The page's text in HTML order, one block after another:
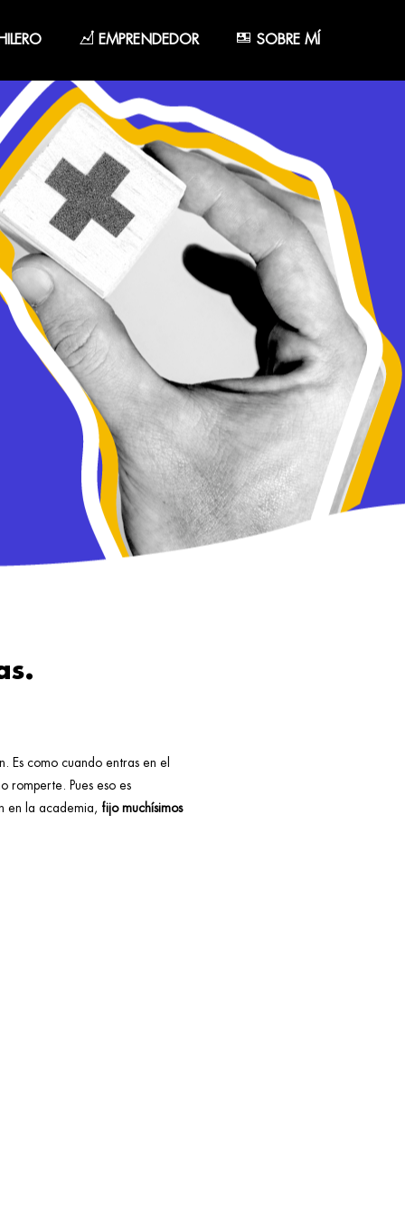
EMPRENDEDOR SOBRE MÍ
Es como cuando entras en el
romperte. Pues eso es
en la academia, fijo muchísimos